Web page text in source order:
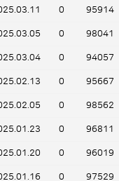
0 95914
0 98041
0 94057
0 95667
0 98562
0 96811
0 96019
0 97529